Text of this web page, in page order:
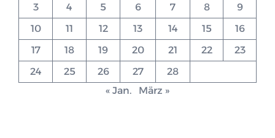
3
4 5 6 7 8
9
10
11 12 13 14 15
16
17
18 19 20 21 22
23
24
25 26 27
28
« Jan.
März »